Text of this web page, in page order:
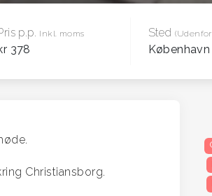
p.p. Inkl. moms
378
Sted
København
Christiansborg.